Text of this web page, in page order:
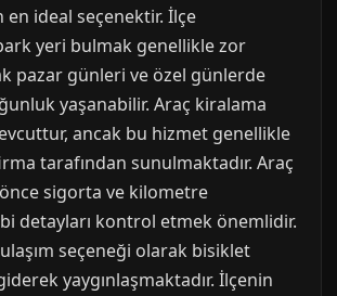
en ideal seçenektir. İlçe
yeri bulmak genellikle zor
pazar günleri ve özel günlerde
yaşanabilir. Araç kiralama
ancak bu hizmet genellikle
tarafından sunulmaktadır. Araç
sigorta ve kilometre
detayları kontrol etmek önemlidir.
seçeneği olarak bisiklet
yaygınlaşmaktadır. İlçenin